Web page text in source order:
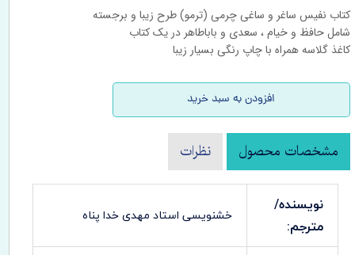
کتاب نفیس ساغر و ساغی چرمی (ترمو) طرح زیبا و برجسته
شامل حافظ و خیام ، سعدی و باباطاهر در یک کتاب
کاغذ گلاسه همراه با چاپ رنگی بسیار زیبا
افزودن به سبد خرید
مشخصات محصول نظرات
نویسنده/
مترجم:
خشنویسی استاد مهدی خدا پناه